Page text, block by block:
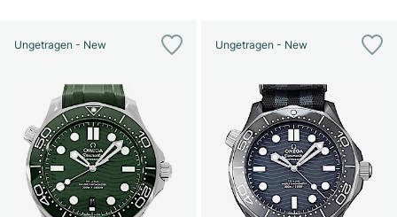
Ungetragen - New Ungetragen - New